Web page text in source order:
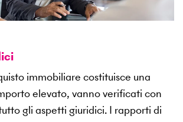
immobiliare costituisce una
elevato, vanno verificati con
gli aspetti giuridici. I rapporti di